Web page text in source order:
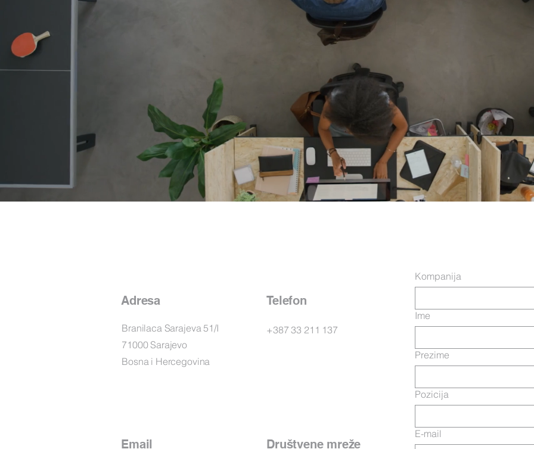
Adresa
Branilaca Sarajeva 51/I
71000 Sarajevo
Bosna i Hercegovina
Email
Telefon
+387 33 211 137
Društvene mreže
Kompanija
Ime
Prezime
Pozicija
E-mail